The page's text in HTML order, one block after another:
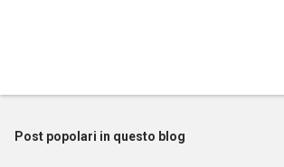
t
Post popolari in questo blog